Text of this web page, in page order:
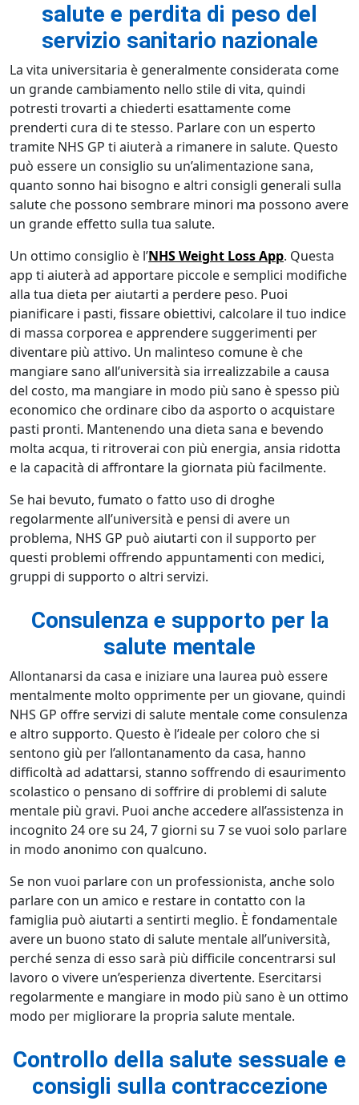
salute e perdita di peso del
servizio sanitario nazionale
La vita universitaria è generalmente considerata come
un grande cambiamento nello stile di vita, quindi
potresti trovarti a chiederti esattamente come
prenderti cura di te stesso. Parlare con un esperto
tramite NHS GP ti aiuterà a rimanere in salute. Questo
può essere un consiglio su un’alimentazione sana,
quanto sonno hai bisogno e altri consigli generali sulla
salute che possono sembrare minori ma possono avere
un grande effetto sulla tua salute.
Un ottimo consiglio è l’NHS Weight Loss App. Questa
app ti aiuterà ad apportare piccole e semplici modifiche
alla tua dieta per aiutarti a perdere peso. Puoi
pianificare i pasti, fissare obiettivi, calcolare il tuo indice
di massa corporea e apprendere suggerimenti per
diventare più attivo. Un malinteso comune è che
mangiare sano all’università sia irrealizzabile a causa
del costo, ma mangiare in modo più sano è spesso più
economico che ordinare cibo da asporto o acquistare
pasti pronti. Mantenendo una dieta sana e bevendo
molta acqua, ti ritroverai con più energia, ansia ridotta
e la capacità di affrontare la giornata più facilmente.
Se hai bevuto, fumato o fatto uso di droghe
regolarmente all’università e pensi di avere un
problema, NHS GP può aiutarti con il supporto per
questi problemi offrendo appuntamenti con medici,
gruppi di supporto o altri servizi.
Consulenza e supporto per la
salute mentale
Allontanarsi da casa e iniziare una laurea può essere
mentalmente molto opprimente per un giovane, quindi
NHS GP offre servizi di salute mentale come consulenza
e altro supporto. Questo è l’ideale per coloro che si
sentono giù per l’allontanamento da casa, hanno
difficoltà ad adattarsi, stanno soffrendo di esaurimento
scolastico o pensano di soffrire di problemi di salute
mentale più gravi. Puoi anche accedere all’assistenza in
incognito 24 ore su 24, 7 giorni su 7 se vuoi solo parlare
in modo anonimo con qualcuno.
Se non vuoi parlare con un professionista, anche solo
parlare con un amico e restare in contatto con la
famiglia può aiutarti a sentirti meglio. È fondamentale
avere un buono stato di salute mentale all’università,
perché senza di esso sarà più difficile concentrarsi sul
lavoro o vivere un’esperienza divertente. Esercitarsi
regolarmente e mangiare in modo più sano è un ottimo
modo per migliorare la propria salute mentale.
Controllo della salute sessuale e
consigli sulla contraccezione